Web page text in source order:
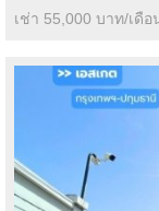
เช่า 55,000 บาท/เดือ